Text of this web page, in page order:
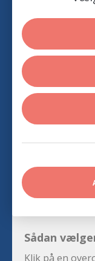
Sådan
Klik på en